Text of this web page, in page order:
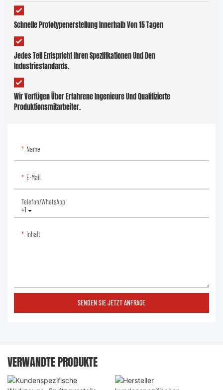
Schnelle Prototypenerstellung Innerhalb Von 15 Tagen
Jedes Teil Entspricht Ihren Spezifikationen Und Den
Industriestandards.
Wir Verfügen Über Erfahrene Ingenieure Und Qualifizierte
Produktionsmitarbeiter.
Name
E-Mail
+1
Telefon/WhatsApp
Inhalt
SENDEN SIE JETZT ANFRAGE
VERWANDTE PRODUKTE